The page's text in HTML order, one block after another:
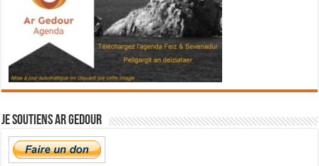
Je soutiens Ar Gedour